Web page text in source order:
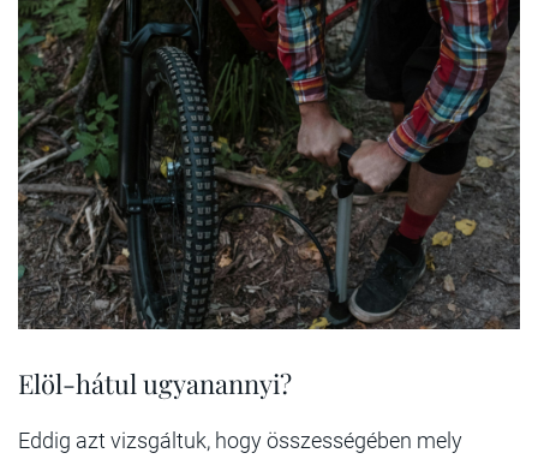
Elöl-hátul ugyanannyi?
Eddig azt vizsgáltuk, hogy összességében mely